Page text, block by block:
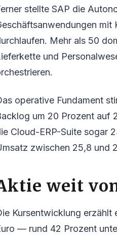
stellte SAP die
mit
Mehr als 50
und
operative Fundament
um 20 Prozent auf
Cloud-ERP-Suite sogar
zwischen 25,8 und
weit
Kursentwicklung erzählt
— rund 42 Prozent